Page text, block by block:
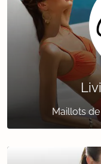
Maillots